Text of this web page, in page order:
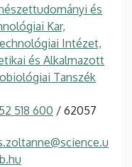
és
Kar,
Intézet,
és Alkalmazott
Tanszék
518 600 / 62057